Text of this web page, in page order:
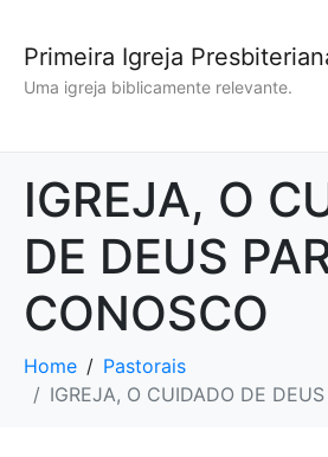
Primeira Igreja
Uma igreja biblicamente relevante.
IGREJA, O
DE DEUS
CONOSCO
Home
Pastorais
IGREJA, O CUIDADO DE